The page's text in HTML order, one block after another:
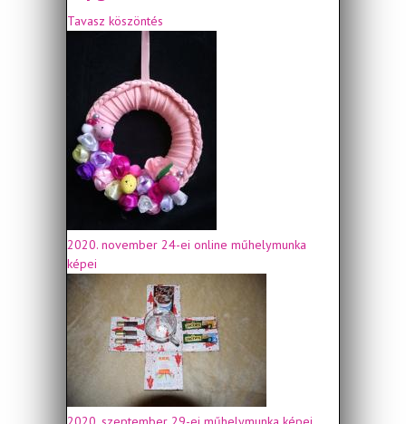
Tavasz köszöntés
2020. november 24-ei online műhelymunka
képei